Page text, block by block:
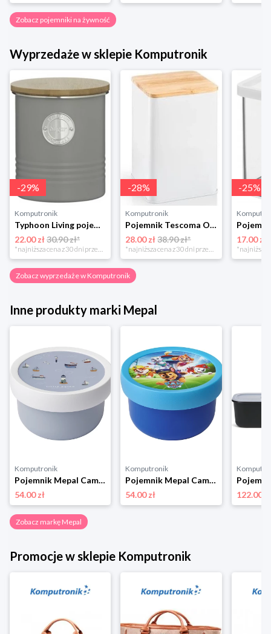
Zobacz pojemniki na żywność
Wyprzedaże w sklepie Komputronik
-29%
Komputronik
Typhoon Living pojemnik na cukier szary 1400.733
22.00 zł30.90 zł*
-28%
Komputronik
Pojemnik Tescoma Online 14 cm 900839.00 biały
28.00 zł 38.90 zł*
-25%
17.00 zł
Zobacz wyprzedaże w Komputronik
Inne produkty marki Mepal
Komputronik
Pojemnik Mepal Campus Fruit Box Sailors Bay 300 ml 107430065244 niebieski
54.00 zł
Komputronik
Pojemnik Mepal Campus Fruit BoxPaw Patrol Pups 300 ml 107430065400 niebieski
54.00 zł
122.00 zł
Zobacz markę Mepal
Promocje w sklepie Komputronik